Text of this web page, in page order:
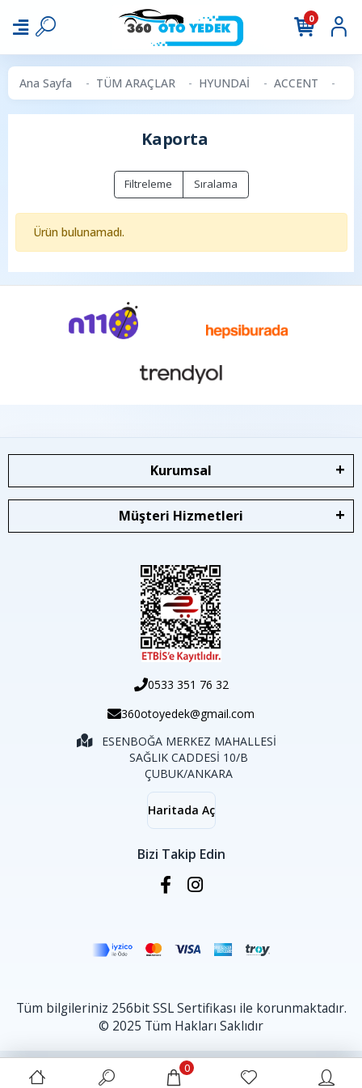
0
Ana Sayfa TÜM ARAÇLAR HYUNDAİ ACCENT
Kaporta
Filtreleme Sıralama
Ürün bulunamadı.
Kurumsal
Müşteri Hizmetleri
0533 351 76 32
360otoyedek@gmail.com
ESENBOĞA MERKEZ MAHALLESİ
SAĞLIK CADDESİ 10/B
ÇUBUK/ANKARA
Haritada Aç
Bizi Takip Edin
Tüm bilgileriniz 256bit SSL Sertifikası ile korunmaktadır.
© 2025 Tüm Hakları Saklıdır
0